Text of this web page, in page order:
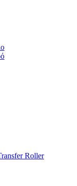
Roller